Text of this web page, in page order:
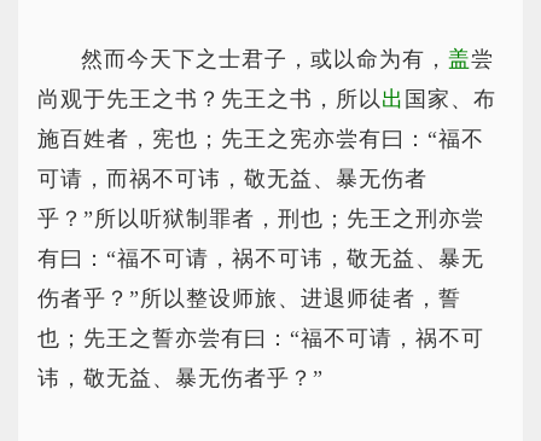
然而今天下之士君子，或以命为有， 盖尝
尚观于先王之书？先王之书，所以出 国家、布
施百姓者，宪也；先王之宪亦尝有曰：“福不
可请，而祸不可讳，敬无益、暴无伤者
乎？”所以听狱制罪者，刑也；先王之刑亦尝
有曰：“福不可请，祸不可讳，敬无益、暴无
伤者乎？”所以整设师旅、进退师徒者，誓
也；先王之誓亦尝有曰：“福不可请，祸不可
讳，敬无益、暴无伤者乎？”